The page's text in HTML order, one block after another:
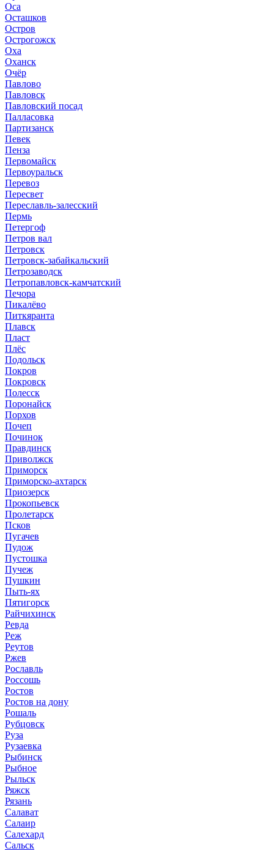
Оса
Осташков
Остров
Острогожск
Оха
Оханск
Очёр
Павлово
Павловск
Павловский посад
Палласовка
Партизанск
Певек
Пенза
Первомайск
Первоуральск
Перевоз
Пересвет
Переславль-залесский
Пермь
Петергоф
Петров вал
Петровск
Петровск-забайкальский
Петрозаводск
Петропавловск-камчатский
Печора
Пикалёво
Питкяранта
Плавск
Пласт
Плёс
Подольск
Покров
Покровск
Полесск
Поронайск
Порхов
Почеп
Починок
Правдинск
Приволжск
Приморск
Приморско-ахтарск
Приозерск
Прокопьевск
Пролетарск
Псков
Пугачев
Пудож
Пустошка
Пучеж
Пушкин
Пыть-ях
Пятигорск
Райчихинск
Ревда
Реж
Реутов
Ржев
Рославль
Россошь
Ростов
Ростов на дону
Рошаль
Рубцовск
Руза
Рузаевка
Рыбинск
Рыбное
Рыльск
Ряжск
Рязань
Салават
Салаир
Салехард
Сальск